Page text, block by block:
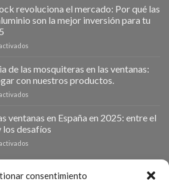
consentimiento
impulsa
el
cambio
la
en
los
revoluciona el mercado: Por qué las
son la mejor inversión para tu
VentanaStock
revoluciona
el
qué
las
la
de las mosquiteras en las ventanas:
con nuestros productos.
importancia
de
las
ventanas:
ventanas en España en 2025: entre el
desafíos
de